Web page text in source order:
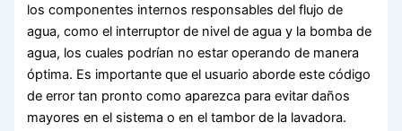
los componentes internos responsables del flujo de
agua, como el interruptor de nivel de agua y la bomba de
agua, los cuales podrían no estar operando de manera
óptima. Es importante que el usuario aborde este código
de error tan pronto como aparezca para evitar daños
mayores en el sistema o en el tambor de la lavadora.